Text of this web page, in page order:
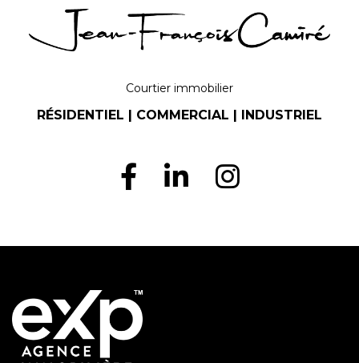
Courtier immobilier
RÉSIDENTIEL | COMMERCIAL | INDUSTRIEL